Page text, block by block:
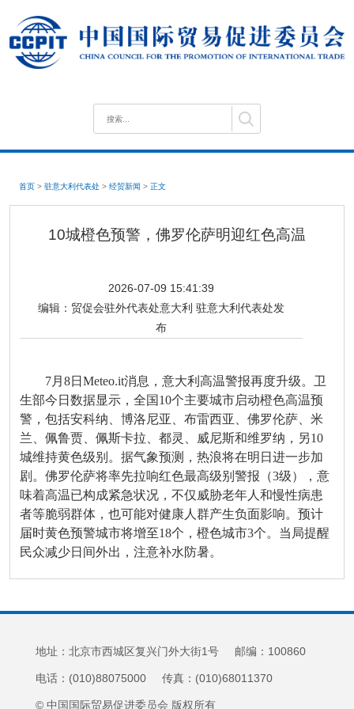
首页 > 驻意大利代表处 > 经贸新闻 > 正文
10城橙色预警，佛罗伦萨明迎红色高温
2026-07-09 15:41:39
编辑： 贸促会驻外代表处意大利 驻意大利代表处发
布
7月8日Meteo.it消息，意大利高温警报再度升级。卫
生部今日数据显示，全国10个主要城市启动橙色高温预
警，包括安科纳、博洛尼亚、布雷西亚、佛罗伦萨、米
兰、佩鲁贾、佩斯卡拉、都灵、威尼斯和维罗纳，另10
城维持黄色级别。据气象预测，热浪将在明日进一步加
剧。佛罗伦萨将率先拉响红色最高级别警报（3级），意
味着高温已构成紧急状况，不仅威胁老年人和慢性病患
者等脆弱群体，也可能对健康人群产生负面影响。预计
届时黄色预警城市将增至18个，橙色城市3个。当局提醒
民众减少日间外出，注意补水防暑。
地址：北京市西城区复兴门外大街1号 邮编：100860
电话：(010)88075000 传真：(010)68011370
© 中国国际贸易促进委员会 版权所有